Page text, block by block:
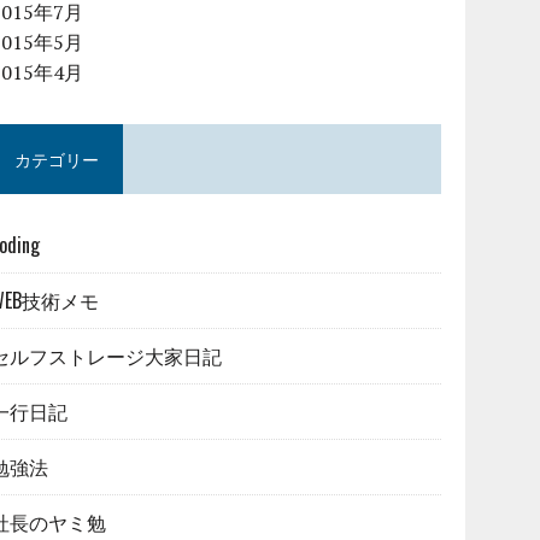
年7月
年5月
年4月
カテゴリー
技術メモ
ルフストレージ大家日記
行日記
強法
長のヤミ勉